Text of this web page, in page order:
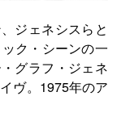
ジェネシスらと
ク・シーンの一
グラフ・ジェネ
ヴ。1975年のア